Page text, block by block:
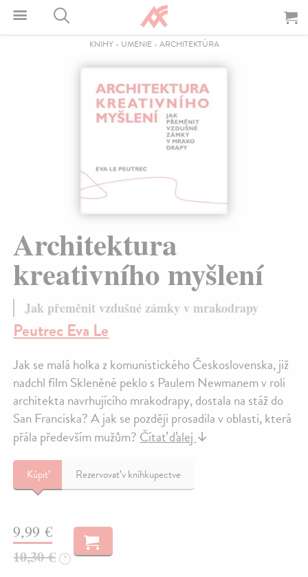
KNIHY- UMENIE- ARCHITEKTÚRA
Architektura
kreativního myšlení
Jak přeměnit vzdušné zámky v mrakodrapy
Peutrec Eva Le
Jak se malá holka z komunistického Československa, již
nadchl film Skleněné peklo s Paulem Newmanem v roli
architekta navrhujícího mrakodrapy, dostala na stáž do
San Franciska? A jak se později prosadila v oblasti, která
přála především mužům?Čítať ďalej↓
Kúpiť Rezervovať v kníhkupectve
9,99 €
10,30 € ?